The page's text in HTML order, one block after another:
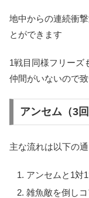
地中からの連続衝
とができます
1戦目同様フリーズ
仲間がいないので
アンセム（3回
主な流れは以下の
アンセムと1対
雑魚敵を倒し